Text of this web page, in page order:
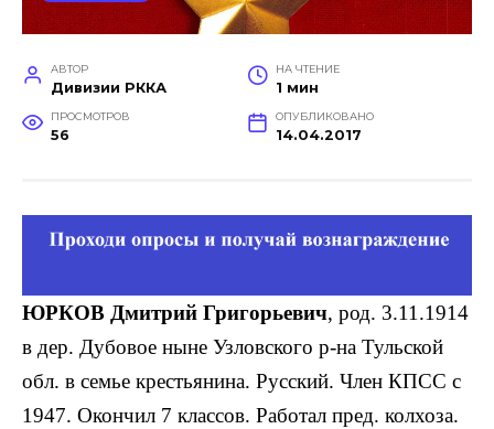
АВТОР
Дивизии РККА
НА ЧТЕНИЕ
1 мин
ПРОСМОТРОВ
56
ОПУБЛИКОВАНО
14.04.2017
ЮРКОВ Дмитрий Григорьевич, род. 3.11.1914
в дер. Дубовое ныне Узловского р-на Тульской
обл. в семье крестьянина. Русский. Член КПСС с
1947. Окончил 7 классов. Работал пред. колхоза.